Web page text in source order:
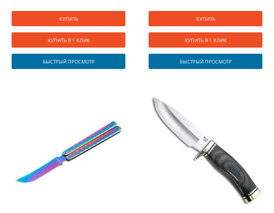
КУПИТЬ
КУПИТЬ В 1 КЛИК
БЫСТРЫЙ ПРОСМОТР
КУПИТЬ
КУПИТЬ В 1 КЛИК
БЫСТРЫЙ ПРОСМОТР